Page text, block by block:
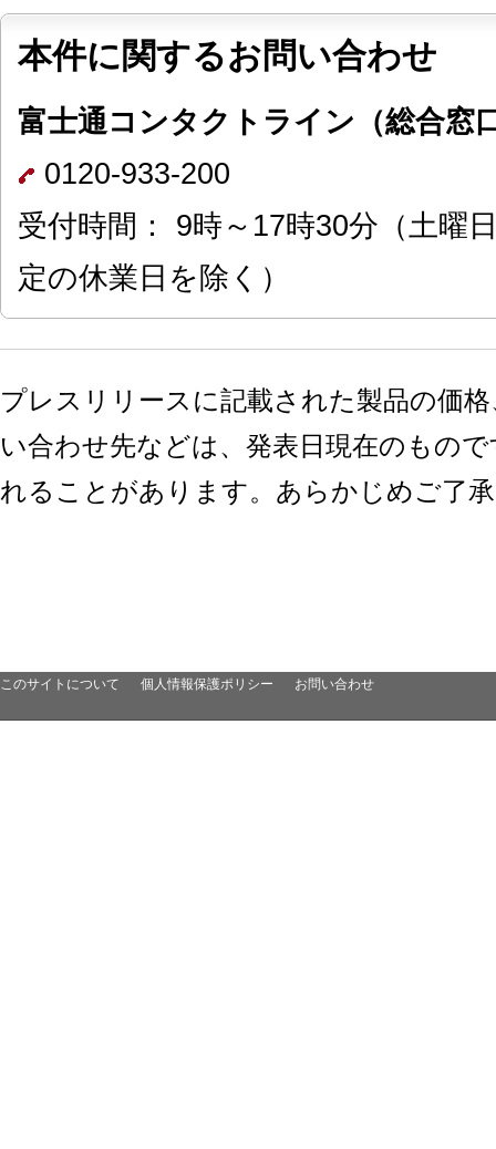
本件に関するお問い合わせ
富士通コンタクトライン（総合窓
0120-933-200
受付時間： 9時～17時30分（土曜
定の休業日を除く）
プレスリリースに記載された製品の価
い合わせ先などは、発表日現在のもの
れることがあります。あらかじめご了
このサイトについて 個人情報保護ポリシー お問い合わせ